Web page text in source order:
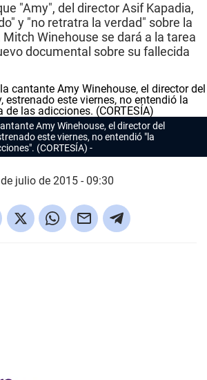
"Amy", del director Asif Kapadia,
y "no retratra la verdad" sobre la
Winehouse se dará a la tarea
documental sobre su fallecida
Amy Winehouse, el director del
este viernes, no entendió "la
(CORTESÍA)
julio de 2015 - 09:30